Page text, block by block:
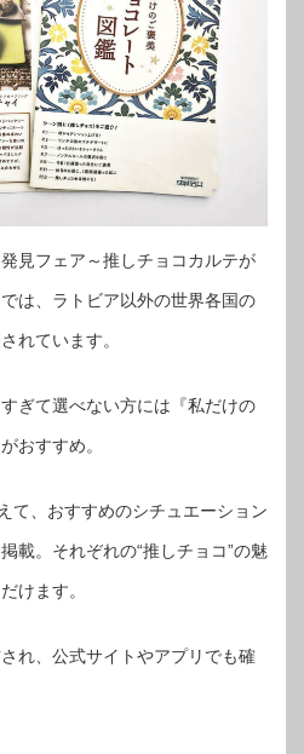
見フェア～推しチョコカルテが
は、ラトビア以外の世界各国の
れています。
ぎて選べない方には『私だけの
おすすめ。
て、おすすめのシチュエーション
載。それぞれの“推しチョコ”の魅
けます。
れ、公式サイトやアプリでも確